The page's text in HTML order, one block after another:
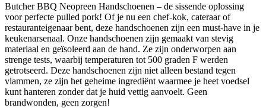
Butcher BBQ Neopreen Handschoenen – de sissende oplossing
voor perfecte pulled pork! Of je nu een chef-kok, cateraar of
restauranteigenaar bent, deze handschoenen zijn een must-have in je
keukenarsenaal. Onze handschoenen zijn gemaakt van stevig
materiaal en geïsoleerd aan de hand. Ze zijn onderworpen aan
strenge tests, waarbij temperaturen tot 500 graden F werden
getrotseerd. Deze handschoenen zijn niet alleen bestand tegen
vlammen, ze zijn het geheime ingrediënt waarmee je heet voedsel
kunt hanteren zonder dat je huid vettig aanvoelt. Geen
brandwonden, geen zorgen!